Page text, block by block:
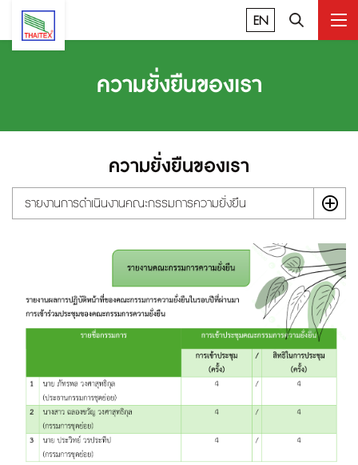
EN
ความยั่งยืนของเรา
ความยั่งยืนของเรา
รายงานการดำเนินงานคณะกรรมการความยั่งยืน